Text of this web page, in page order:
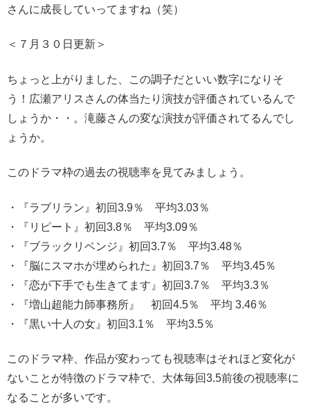
さんに成長していってますね（笑）
＜７月３０日更新＞
ちょっと上がりました、この調子だといい数字になりそ
う！広瀬アリスさんの体当たり演技が評価されているんで
しょうか・・。滝藤さんの変な演技が評価されてるんでし
ょうか。
このドラマ枠の過去の視聴率を見てみましょう。
・『ラブリラン』初回3.9％ 平均3.03％
・『リピート』初回3.8％ 平均3.09％
・『ブラックリベンジ』初回3.7％ 平均3.48％
・『脳にスマホが埋められた』初回3.7％ 平均3.45％
・『恋が下手でも生きてます』初回3.7％ 平均3.3％
・『増山超能力師事務所』 初回4.5％ 平均 3.46％
・『黒い十人の女』初回3.1％ 平均3.5％
このドラマ枠、作品が変わっても視聴率はそれほど変化が
ないことが特徴のドラマ枠で、大体毎回3.5前後の視聴率に
なることが多いです。